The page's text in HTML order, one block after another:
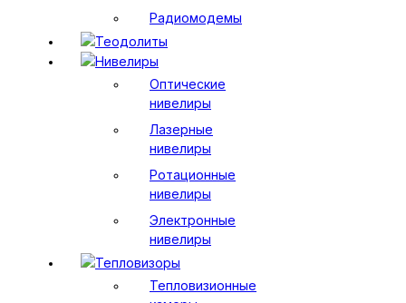
Радиомодемы
Теодолиты
Нивелиры
Оптические
нивелиры
Лазерные
нивелиры
Ротационные
нивелиры
Электронные
нивелиры
Тепловизоры
Тепловизионные